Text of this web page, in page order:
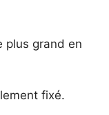
plus grand en
fixé.